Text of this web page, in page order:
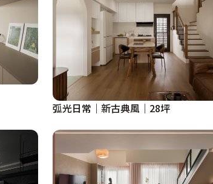
弧光日常｜新古典風｜28坪